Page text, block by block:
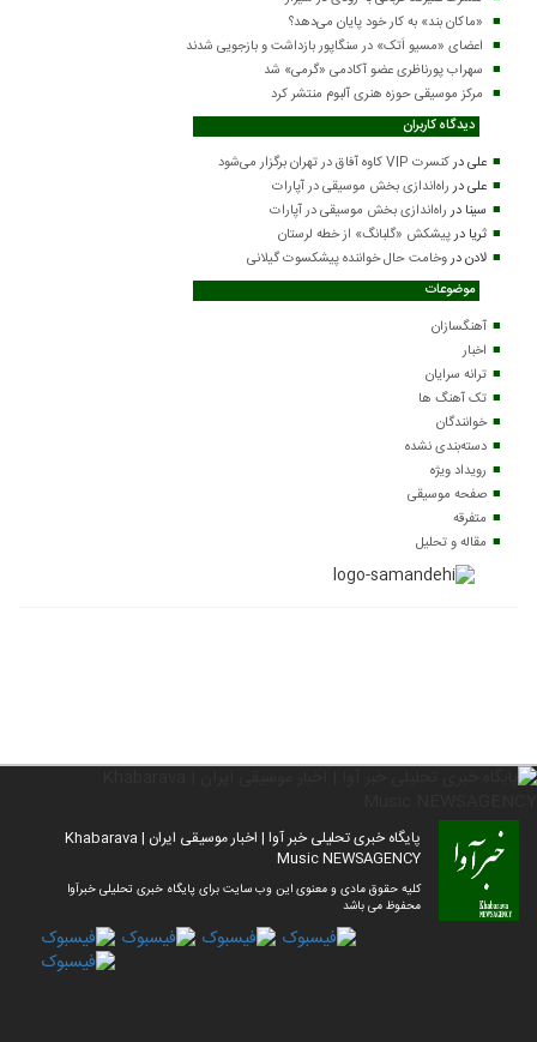
«ماکان بند» به کار خود پایان می‌دهد؟
اعضای «مسیو اَتک» در سنگاپور بازداشت و بازجویی شدند
سهراب پورناظری عضو آکادمی «گرمی» شد
مرکز موسیقی حوزه هنری آلبوم منتشر کرد
دیدگاه کاربران
علیدرکنسرت VIP کاوه آفاق در تهران برگزار می‌شود
علیدر راه‌اندازی بخش موسیقی در آپارات
سینا در راه‌اندازی بخش موسیقی در آپارات
ثریا درپیشکش «گلبانگ» از خطه لرستان
لادندروخامت حال خواننده پیشکسوت گیلانی
موضوعات
آهنگسازان
اخبار
ترانه سرایان
تک آهنگ ها
خوانندگان
دسته‌بندی نشده
رویداد ویژه
صفحه موسیقی
متفرقه
مقاله و تحلیل
پایگاه خبری تحلیلی خبر آوا | اخبار موسیقی ایران | Khabarava
Music NEWSAGENCY
کلیه حقوق مادی و معنوی این وب سایت برای پایگاه خبری تحلیلی خبرآوا
محفوظ می باشد